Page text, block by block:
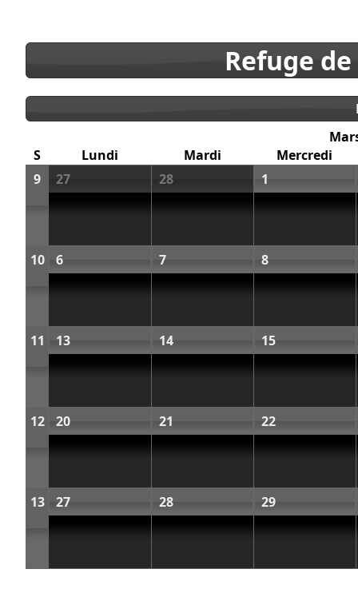
Refuge
S
Lundi Mardi
Mercredi
9
27 28 1
10 6 7 8
11 13 14 15
12 20 21 22
13 27 28 29